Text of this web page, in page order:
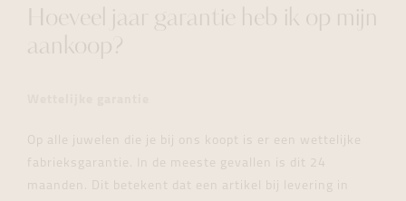
Hoeveel jaar garantie heb ik op mijn
aankoop?
Op alle juwelen die je bij ons koopt is er een wettelijke
fabrieksgarantie. In de meeste gevallen is dit 24
maanden. Dit betekent dat een artikel bij levering in